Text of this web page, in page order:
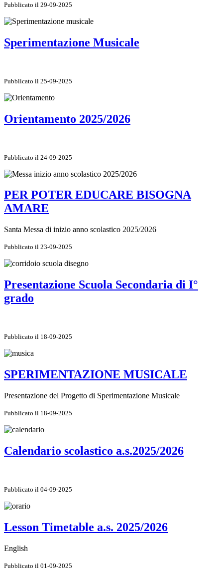
Pubblicato il 29-09-2025
Sperimentazione Musicale
Pubblicato il 25-09-2025
Orientamento 2025/2026
Pubblicato il 24-09-2025
PER POTER EDUCARE BISOGNA
AMARE
Santa Messa di inizio anno scolastico 2025/2026
Pubblicato il 23-09-2025
Presentazione Scuola Secondaria di I°
grado
Pubblicato il 18-09-2025
SPERIMENTAZIONE MUSICALE
Presentazione del Progetto di Sperimentazione Musicale
Pubblicato il 18-09-2025
Calendario scolastico a.s.2025/2026
Pubblicato il 04-09-2025
Lesson Timetable a.s. 2025/2026
English
Pubblicato il 01-09-2025